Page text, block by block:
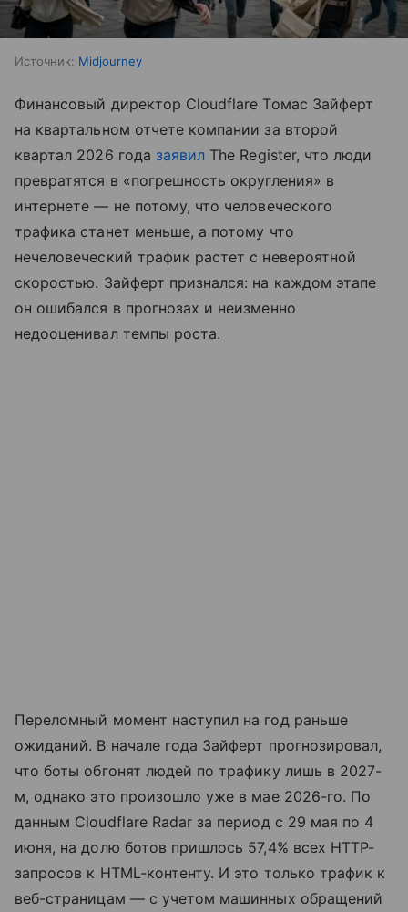
Источник: Midjourney
Финансовый директор Cloudflare Томас Зайферт
на квартальном отчете компании за второй
квартал 2026 года заявил The Register, что люди
превратятся в «погрешность округления» в
интернете — не потому, что человеческого
трафика станет меньше, а потому что
нечеловеческий трафик растет с невероятной
скоростью. Зайферт признался: на каждом этапе
он ошибался в прогнозах и неизменно
недооценивал темпы роста.
Переломный момент наступил на год раньше
ожиданий. В начале года Зайферт прогнозировал,
что боты обгонят людей по трафику лишь в 2027-
м, однако это произошло уже в мае 2026-го. По
данным Cloudflare Radar за период с 29 мая по 4
июня, на долю ботов пришлось 57,4% всех HTTP-
запросов к HTML-контенту. И это только трафик к
веб-страницам — с учетом машинных обращений